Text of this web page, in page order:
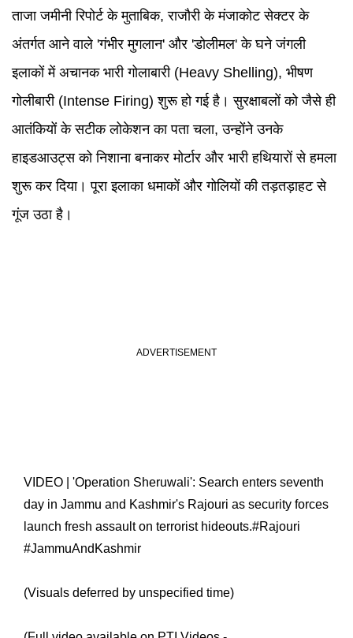
ताजा जमीनी रिपोर्ट के मुताबिक, राजौरी के मंजाकोट सेक्टर के
अंतर्गत आने वाले 'गंभीर मुगलान' और 'डोलीमल' के घने जंगली
इलाकों में अचानक भारी गोलाबारी (Heavy Shelling), भीषण
गोलीबारी (Intense Firing) शुरू हो गई है। सुरक्षाबलों को जैसे ही
आतंकियों के सटीक लोकेशन का पता चला, उन्होंने उनके
हाइडआउट्स को निशाना बनाकर मोर्टार और भारी हथियारों से हमला
शुरू कर दिया। पूरा इलाका धमाकों और गोलियों की तड़तड़ाहट से
गूंज उठा है।
VIDEO | 'Operation Sheruwali': Search enters seventh
day in Jammu and Kashmir's Rajouri as security forces
launch fresh assault on terrorist hideouts.#Rajouri
#JammuAndKashmir
(Visuals deferred by unspecified time)